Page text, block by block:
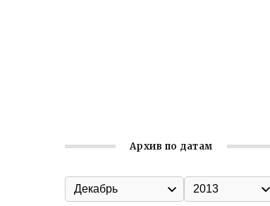
Архив по датам